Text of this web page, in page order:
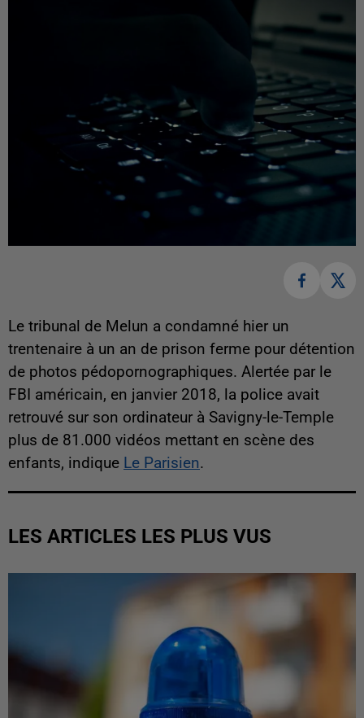
Le tribunal de Melun a condamné hier un
trentenaire à un an de prison ferme pour détention
de photos pédopornographiques. Alertée par le
FBI américain, en janvier 2018, la police avait
retrouvé sur son ordinateur à Savigny-le-Temple
plus de 81.000 vidéos mettant en scène des
enfants, indique Le Parisien.
LES ARTICLES LES PLUS VUS